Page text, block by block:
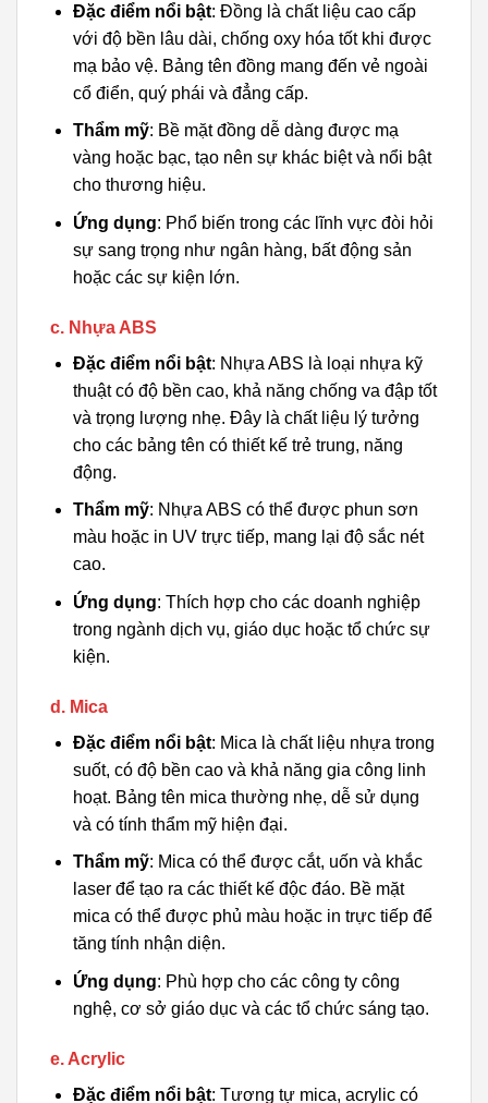
Đặc điểm nổi bật: Đồng là chất liệu cao cấp
với độ bền lâu dài, chống oxy hóa tốt khi được
mạ bảo vệ. Bảng tên đồng mang đến vẻ ngoài
cổ điển, quý phái và đẳng cấp.
Thẩm mỹ: Bề mặt đồng dễ dàng được mạ
vàng hoặc bạc, tạo nên sự khác biệt và nổi bật
cho thương hiệu.
Ứng dụng: Phổ biến trong các lĩnh vực đòi hỏi
sự sang trọng như ngân hàng, bất động sản
hoặc các sự kiện lớn.
c. Nhựa ABS
Đặc điểm nổi bật: Nhựa ABS là loại nhựa kỹ
thuật có độ bền cao, khả năng chống va đập tốt
và trọng lượng nhẹ. Đây là chất liệu lý tưởng
cho các bảng tên có thiết kế trẻ trung, năng
động.
Thẩm mỹ: Nhựa ABS có thể được phun sơn
màu hoặc in UV trực tiếp, mang lại độ sắc nét
cao.
Ứng dụng: Thích hợp cho các doanh nghiệp
trong ngành dịch vụ, giáo dục hoặc tổ chức sự
kiện.
d. Mica
Đặc điểm nổi bật: Mica là chất liệu nhựa trong
suốt, có độ bền cao và khả năng gia công linh
hoạt. Bảng tên mica thường nhẹ, dễ sử dụng
và có tính thẩm mỹ hiện đại.
Thẩm mỹ: Mica có thể được cắt, uốn và khắc
laser để tạo ra các thiết kế độc đáo. Bề mặt
mica có thể được phủ màu hoặc in trực tiếp để
tăng tính nhận diện.
Ứng dụng: Phù hợp cho các công ty công
nghệ, cơ sở giáo dục và các tổ chức sáng tạo.
e. Acrylic
Đặc điểm nổi bật: Tương tự mica, acrylic có